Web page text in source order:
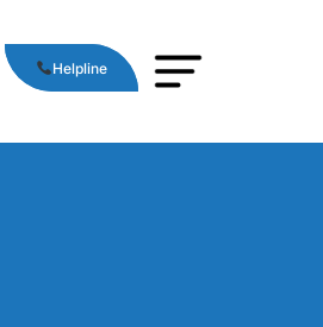
Helpline